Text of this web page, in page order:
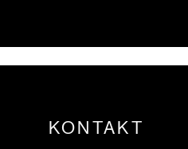
KONTAKT